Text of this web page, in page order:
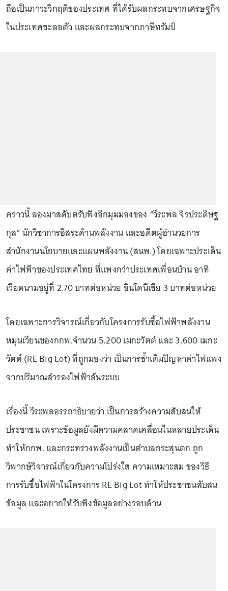
ถือเป็นภาวะวิกฤติของประเทศ ที่ได้รับผลกระทบจากเศรษฐกิจ
ในประเทศชะลอตัว และผลกระทบจากภาษีทรัมป์
คราวนี้ ลองมาสดับตรับฟังอีกมุมมองของ “วีระพล จิรประดิษฐ
กุล” นักวิชาการอิสระด้านพลังงาน และอดีตผู้อำนวยการ
สำนักงานนโยบายและแผนพลังงาน (สนพ.) โดยเฉพาะประเด็น
ค่าไฟฟ้าของประเทศไทย ที่แพงกว่าประเทศเพื่อนบ้าน อาทิ
เวียดนามอยู่ที่ 2.70 บาทต่อหน่วย อินโดนีเซีย 3 บาทต่อหน่วย
โดยเฉพาะการวิจารณ์เกี่ยวกับโครงการรับซื้อไฟฟ้าพลังงาน
หมุนเวียนของกกพ.จำนวน 5,200 เมกะวัตต์ และ 3,600 เมกะ
วัตต์ (RE Big Lot) ที่ถูกมองว่า เป็นการซ้ำเติมปัญหาค่าไฟแพง
จากปริมาณสำรองไฟฟ้าล้นระบบ
เรื่องนี้ วีระพลอรรถาธิบายว่า เป็นการสร้างความสับสนให้
ประชาชน เพราะข้อมูลยังมีความคลาดเคลื่อนในหลายประเด็น
ทำให้กกพ. และกระทรวงพลังงานเป็นตำบลกระสุนตก ถูก
วิพากษ์วิจารณ์เกี่ยวกับความโปร่งใส ความเหมาะสม ของวิธี
การรับซื้อไฟฟ้าในโครงการ RE Big Lot ทำให้ประชาชนสับสน
ข้อมูล และอยากให้รับฟังข้อมูลอย่างรอบด้าน